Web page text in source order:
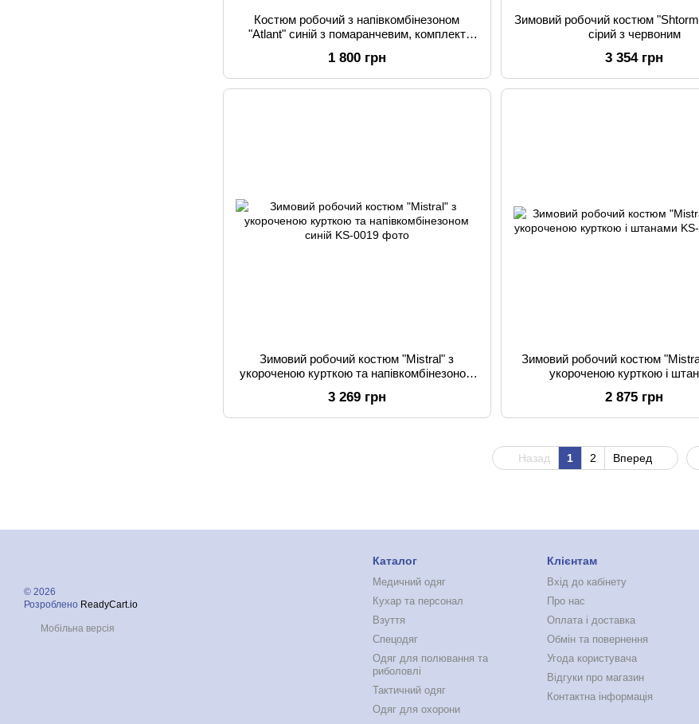
Костюм робочий з напівкомбінезоном
"Atlant" синій з помаранчевим, комплект
1 800 грн
Зимовий робочий костюм
сірий з червоним
3 354 грн
Зимовий робочий костюм "Mistral" з
укороченою курткою та напівкомбінезоном
3 269 грн
Зимовий робочий костюм
укороченою курткою і
2 875 грн
Назад 1 2 Вперед
© 2026
Розроблено ReadyCart.io
Мобільна версія
Каталог
Медичний одяг
Кухар та персонал
Взуття
Спецодяг
Одяг для полювання та
риболовлі
Тактичний одяг
Одяг для охорони
Клієнтам
Вхід до кабінету
Про нас
Оплата і доставка
Обмін та повернення
Угода користувача
Відгуки про магазин
Контактна інформація